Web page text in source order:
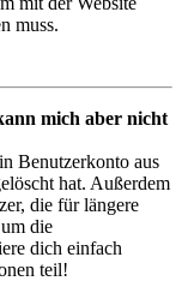
muss.
mich aber nicht
Benutzerkonto aus
hat. Außerdem
die für längere
die
dich einfach
teil!